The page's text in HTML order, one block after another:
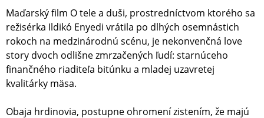
Maďarský film O tele a duši, prostredníctvom ktorého sa
režisérka Ildikó Enyedi vrátila po dlhých osemnástich
rokoch na medzinárodnú scénu, je nekonvenčná love
story dvoch odlišne zmrzačených ľudí: starnúceho
finančného riaditeľa bitúnku a mladej uzavretej
kvalitárky mäsa.
Obaja hrdinovia, postupne ohromení zistením, že majú